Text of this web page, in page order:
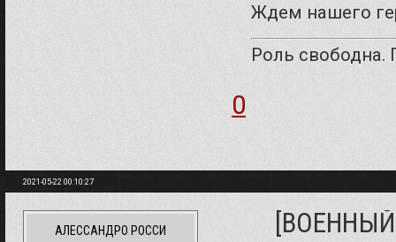
Ждем нашего
Роль свободна.
0
2021-05-22 00:10:27
АЛЕССАНДРО РОССИ